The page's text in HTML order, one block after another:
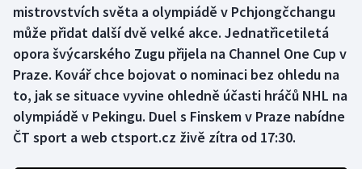
Box
Curling
Cyklistika
Dostihy
mistrovstvích světa a olympiádě v Pchjongčchangu
může přidat další dvě velké akce. Jednatřicetiletá
opora švýcarského Zugu přijela na Channel One Cup v
Praze. Kovář chce bojovat o nominaci bez ohledu na
to, jak se situace vyvine ohledně účasti hráčů NHL na
olympiádě v Pekingu. Duel s Finskem v Praze nabídne
ČT sport a web ctsport.cz živě zítra od 17:30.